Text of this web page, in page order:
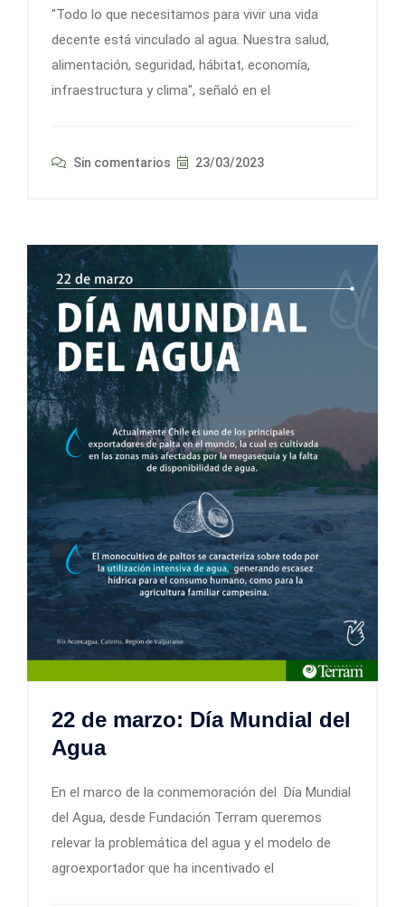
"Todo lo que necesitamos para vivir una vida
decente está vinculado al agua. Nuestra salud,
alimentación, seguridad, hábitat, economía,
infraestructura y clima", señaló en el
Sin comentarios 23/03/2023
22 de marzo: Día Mundial del
Agua
En el marco de la conmemoración del Día Mundial
del Agua, desde Fundación Terram queremos
relevar la problemática del agua y el modelo de
agroexportador que ha incentivado el